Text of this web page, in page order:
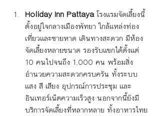
Holiday Inn Pattaya โรงแรมจัดเลี้ยงนี้
ตั้งอยู่ใจกลางเมืองพัทยา ใกล้แหล่งท่อง
เที่ยวและชายหาด เดินทางสะดวก มีห้อง
จัดเลี้ยงหลายขนาด รองรับแขกได้ตั้งแต่
10 คนไปจนถึง 1,000 คน พร้อมสิ่ง
อำนวยความสะดวกครบครัน ทั้งระบบ
แสง สี เสียง อุปกรณ์การประชุม และ
อินเทอร์เน็ตความเร็วสูง นอกจากนี้ยังมี
บริการจัดเลี้ยงที่หลากหลาย ทั้งอาหารไทย